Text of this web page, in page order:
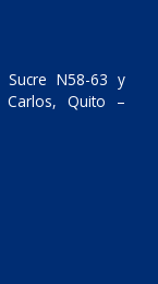
N58-63 y
Carlos, Quito –